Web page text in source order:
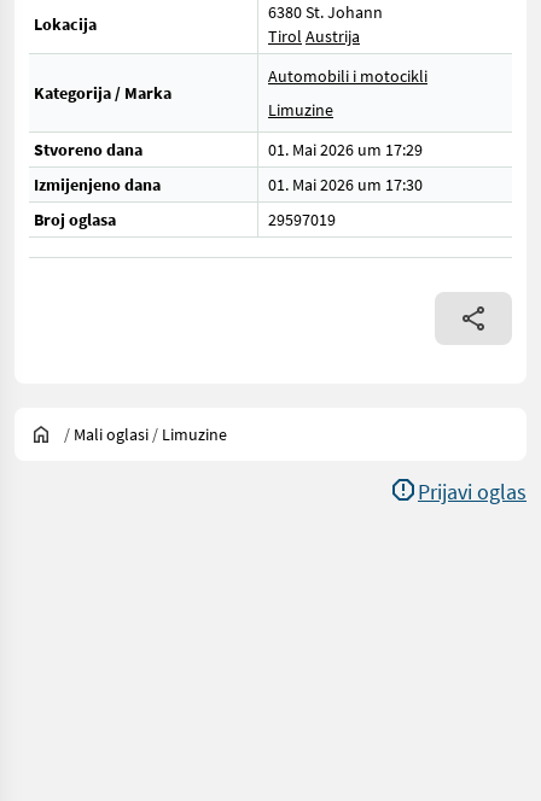
Lokacija
6380 St. Johann
Tirol Austrija
Kategorija / Marka
Automobili i motocikli
Limuzine
Stvoreno dana
01. Mai 2026 um 17:29
Izmijenjeno dana
01. Mai 2026 um 17:30
Broj oglasa
29597019
/ Mali oglasi / Limuzine
Prijavi oglas